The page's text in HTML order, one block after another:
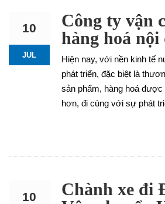
10
JUL
Công ty vận
hàng hoá
Hiện nay, với nền kinh tế
phát triển, đặc biệt là
sản phẩm, hàng hoá được
hơn, đi cùng với sự phát
10
Chành xe đi